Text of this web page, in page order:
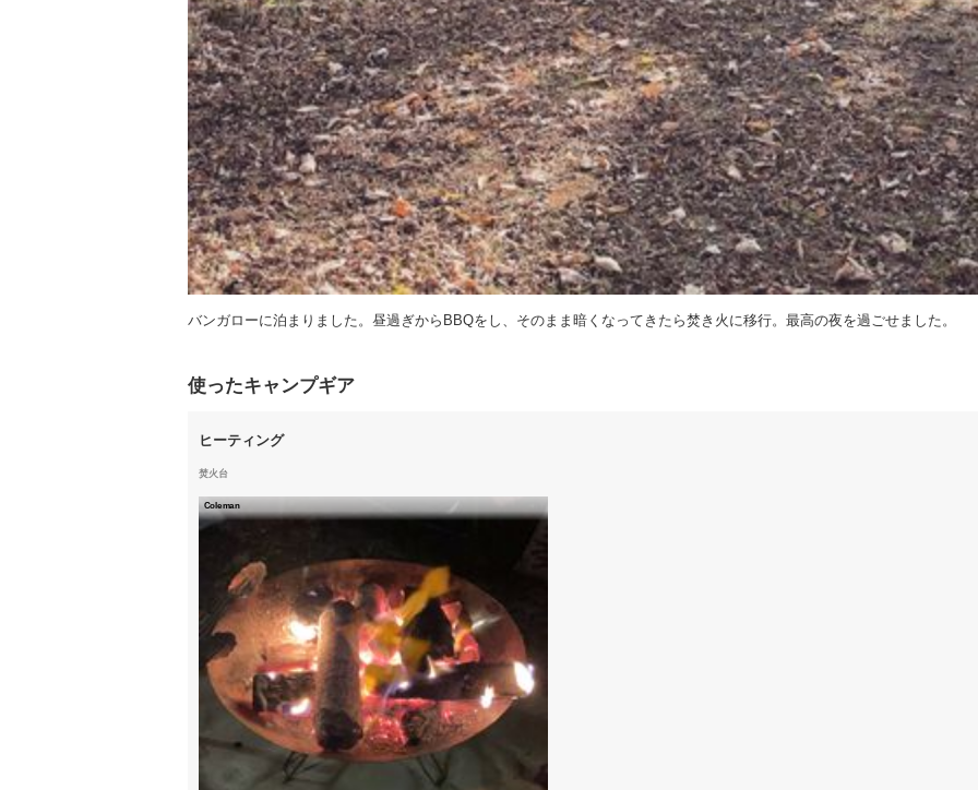
バンガローに泊まりました。昼過ぎからBBQをし、そのまま暗くなってきたら焚き火に移行。最高の夜を過ごせました。
使ったキャンプギア
ヒーティング
焚火台
Coleman